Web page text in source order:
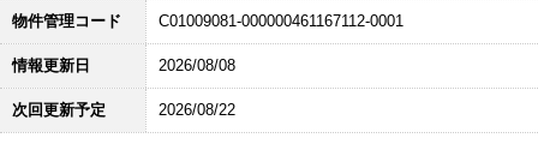
物件管理コード C01009081-000000461167112-0001
情報更新日 2026/08/08
次回更新予定 2026/08/22